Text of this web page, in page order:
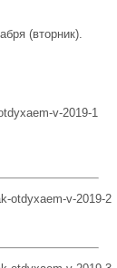
(вторник).